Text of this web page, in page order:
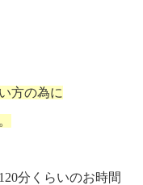
方の為に
分くらいのお時間